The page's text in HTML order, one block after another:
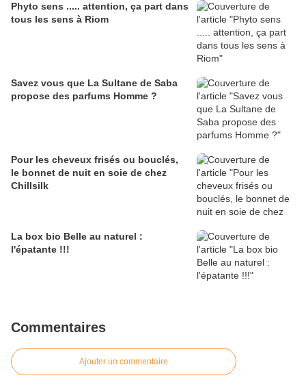
Phyto sens ..... attention, ça part dans
tous les sens à Riom
Savez vous que La Sultane de Saba
propose des parfums Homme ?
Pour les cheveux frisés ou bouclés,
le bonnet de nuit en soie de chez
Chillsilk
La box bio Belle au naturel :
l'épatante !!!
Commentaires
Ajouter un commentaire